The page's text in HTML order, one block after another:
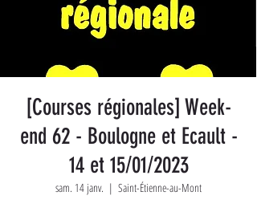
[Courses régionales] Week-
end 62 - Boulogne et Ecault -
14 et 15/01/2023
sam. 14 janv.
  |
Saint-Étienne-au-Mont